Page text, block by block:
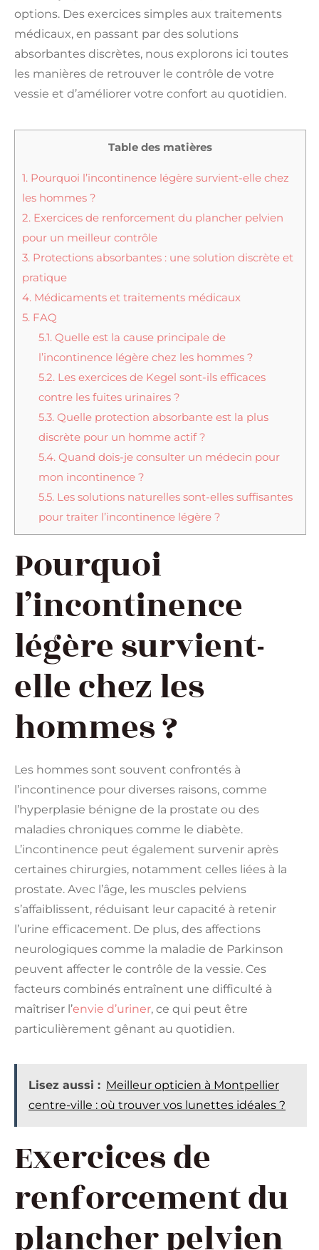
options. Des exercices simples aux traitements
médicaux, en passant par des solutions
absorbantes discrètes, nous explorons ici toutes
les manières de retrouver le contrôle de votre
vessie et d’améliorer votre confort au quotidien.
Table des matières
1. Pourquoi l’incontinence légère survient-elle chez
les hommes ?
2. Exercices de renforcement du plancher pelvien
pour un meilleur contrôle
3. Protections absorbantes : une solution discrète et
pratique
4. Médicaments et traitements médicaux
5. FAQ
5.1. Quelle est la cause principale de
l’incontinence légère chez les hommes ?
5.2. Les exercices de Kegel sont-ils efficaces
contre les fuites urinaires ?
5.3. Quelle protection absorbante est la plus
discrète pour un homme actif ?
5.4. Quand dois-je consulter un médecin pour
mon incontinence ?
5.5. Les solutions naturelles sont-elles suffisantes
pour traiter l’incontinence légère ?
Pourquoi
l’incontinence
légère survient-
elle chez les
hommes ?
Les hommes sont souvent confrontés à
l’incontinence pour diverses raisons, comme
l’hyperplasie bénigne de la prostate ou des
maladies chroniques comme le diabète.
L’incontinence peut également survenir après
certaines chirurgies, notamment celles liées à la
prostate. Avec l’âge, les muscles pelviens
s’affaiblissent, réduisant leur capacité à retenir
l’urine efficacement. De plus, des affections
neurologiques comme la maladie de Parkinson
peuvent affecter le contrôle de la vessie. Ces
facteurs combinés entraînent une difficulté à
maîtriser l’envie d’uriner, ce qui peut être
particulièrement gênant au quotidien.
Lisez aussi : Meilleur opticien à Montpellier
centre-ville : où trouver vos lunettes idéales ?
Exercices de
renforcement du
plancher pelvien